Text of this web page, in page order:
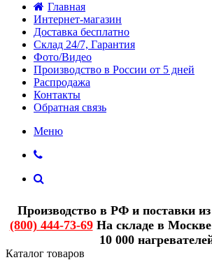
Главная
Интернет-магазин
Доставка бесплатно
Склад 24/7, Гарантия
Фото/Видео
Производство в России от 5 дней
Распродажа
Контакты
Обратная связь
Меню
Производство в РФ и поставки
(800) 444-73-69На складе в Москве
10 000
Каталог товаров